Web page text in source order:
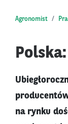
Agronomist
na rynku